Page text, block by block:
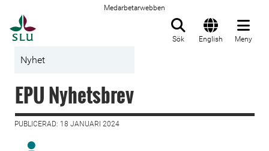
Medarbetarwebben
Sök English Meny
Nyhet
EPU Nyhetsbrev
PUBLICERAD: 18 JANUARI 2024